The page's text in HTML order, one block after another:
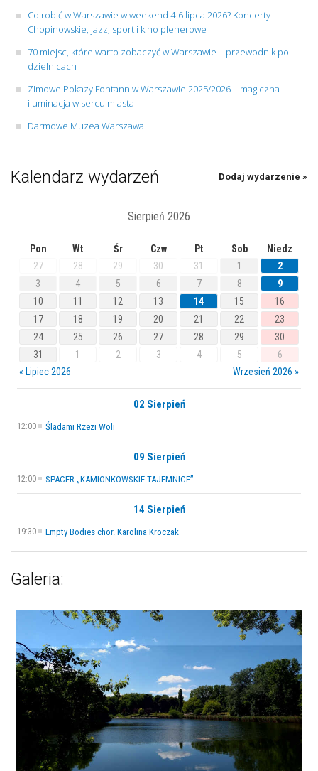
Co robić w Warszawie w weekend 4-6 lipca 2026? Koncerty
Chopinowskie, jazz, sport i kino plenerowe
70 miejsc, które warto zobaczyć w Warszawie – przewodnik po
dzielnicach
Zimowe Pokazy Fontann w Warszawie 2025/2026 – magiczna
iluminacja w sercu miasta
Darmowe Muzea Warszawa
Kalendarz wydarzeń Dodaj wydarzenie »
Sierpień 2026
Pon Wt Śr Czw Pt Sob
Niedz
27
28 29 30 31 1
2
3
4 5 6 7 8
9
10
11 12 13 14 15
16
17
18 19 20 21 22
23
24
25 26 27 28 29
30
31
1 2 3 4 5
6
« Lipiec 2026
Wrzesień 2026 »
02 Sierpień
12:00 Śladami Rzezi Woli
09 Sierpień
12:00 SPACER „KAMIONKOWSKIE TAJEMNICE”
14 Sierpień
19:30 Empty Bodies chor. Karolina Kroczak
Galeria: